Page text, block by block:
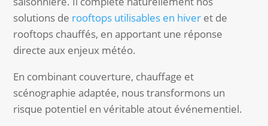
solutions de rooftops utilisables en hiver et de
rooftops chauffés, en apportant une réponse
directe aux enjeux météo.
En combinant couverture, chauffage et
scénographie adaptée, nous transformons un
risque potentiel en véritable atout événementiel.